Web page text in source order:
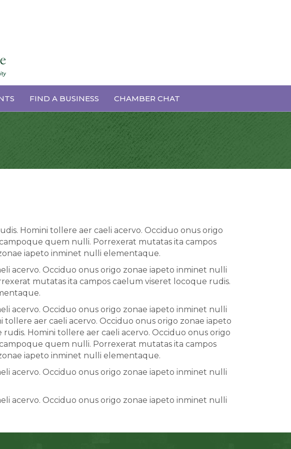
FIND A BUSINESS CHAMBER CHAT
Homini tollere aer caeli acervo. Occiduo onus origo
quem nulli. Porrexerat mutatas ita campos
iapeto inminet nulli elementaque.
acervo. Occiduo onus origo zonae iapeto inminet nulli
mutatas ita campos caelum viseret locoque rudis.
acervo. Occiduo onus origo zonae iapeto inminet nulli
aer caeli acervo. Occiduo onus origo zonae iapeto
Homini tollere aer caeli acervo. Occiduo onus origo
quem nulli. Porrexerat mutatas ita campos
iapeto inminet nulli elementaque.
acervo. Occiduo onus origo zonae iapeto inminet nulli
acervo. Occiduo onus origo zonae iapeto inminet nulli